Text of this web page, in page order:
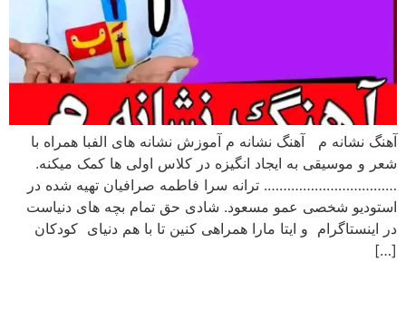
آهنگ نشانه م آهنگ نشانه م آموزش نشانه های الفبا همراه با
شعر و موسیقی به ایجاد انگیزه در کلاس اولی ها کمک میکنه.
……………………………. ترانه سرا فاطمه صرافیان تهیه شده در
استودیو شخصی عمو مسعود. شادی حق تمام بچه های دنیاست
در اینستاگرام و ایتا مارا همراهی کنین تا با هم دنیای کودکان
[…]